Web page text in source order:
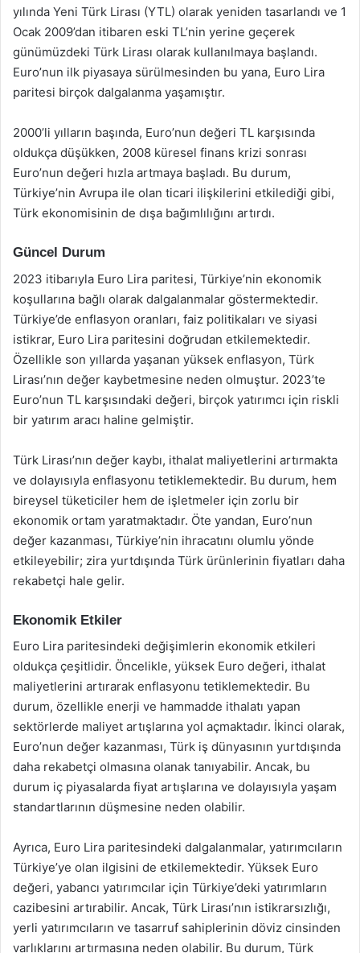
yılında Yeni Türk Lirası (YTL) olarak yeniden tasarlandı ve 1
Ocak 2009’dan itibaren eski TL’nin yerine geçerek
günümüzdeki Türk Lirası olarak kullanılmaya başlandı.
Euro’nun ilk piyasaya sürülmesinden bu yana, Euro Lira
paritesi birçok dalgalanma yaşamıştır.
2000’li yılların başında, Euro’nun değeri TL karşısında
oldukça düşükken, 2008 küresel finans krizi sonrası
Euro’nun değeri hızla artmaya başladı. Bu durum,
Türkiye’nin Avrupa ile olan ticari ilişkilerini etkilediği gibi,
Türk ekonomisinin de dışa bağımlılığını artırdı.
Güncel Durum
2023 itibarıyla Euro Lira paritesi, Türkiye’nin ekonomik
koşullarına bağlı olarak dalgalanmalar göstermektedir.
Türkiye’de enflasyon oranları, faiz politikaları ve siyasi
istikrar, Euro Lira paritesini doğrudan etkilemektedir.
Özellikle son yıllarda yaşanan yüksek enflasyon, Türk
Lirası’nın değer kaybetmesine neden olmuştur. 2023’te
Euro’nun TL karşısındaki değeri, birçok yatırımcı için riskli
bir yatırım aracı haline gelmiştir.
Türk Lirası’nın değer kaybı, ithalat maliyetlerini artırmakta
ve dolayısıyla enflasyonu tetiklemektedir. Bu durum, hem
bireysel tüketiciler hem de işletmeler için zorlu bir
ekonomik ortam yaratmaktadır. Öte yandan, Euro’nun
değer kazanması, Türkiye’nin ihracatını olumlu yönde
etkileyebilir; zira yurtdışında Türk ürünlerinin fiyatları daha
rekabetçi hale gelir.
Ekonomik Etkiler
Euro Lira paritesindeki değişimlerin ekonomik etkileri
oldukça çeşitlidir. Öncelikle, yüksek Euro değeri, ithalat
maliyetlerini artırarak enflasyonu tetiklemektedir. Bu
durum, özellikle enerji ve hammadde ithalatı yapan
sektörlerde maliyet artışlarına yol açmaktadır. İkinci olarak,
Euro’nun değer kazanması, Türk iş dünyasının yurtdışında
daha rekabetçi olmasına olanak tanıyabilir. Ancak, bu
durum iç piyasalarda fiyat artışlarına ve dolayısıyla yaşam
standartlarının düşmesine neden olabilir.
Ayrıca, Euro Lira paritesindeki dalgalanmalar, yatırımcıların
Türkiye’ye olan ilgisini de etkilemektedir. Yüksek Euro
değeri, yabancı yatırımcılar için Türkiye’deki yatırımların
cazibesini artırabilir. Ancak, Türk Lirası’nın istikrarsızlığı,
yerli yatırımcıların ve tasarruf sahiplerinin döviz cinsinden
varlıklarını artırmasına neden olabilir. Bu durum, Türk